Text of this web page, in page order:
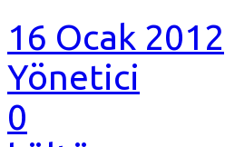
16 Ocak 2012
Yönetici
0